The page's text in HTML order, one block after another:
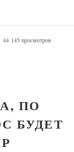
44 145 просмотров
ПО
БУДЕТ